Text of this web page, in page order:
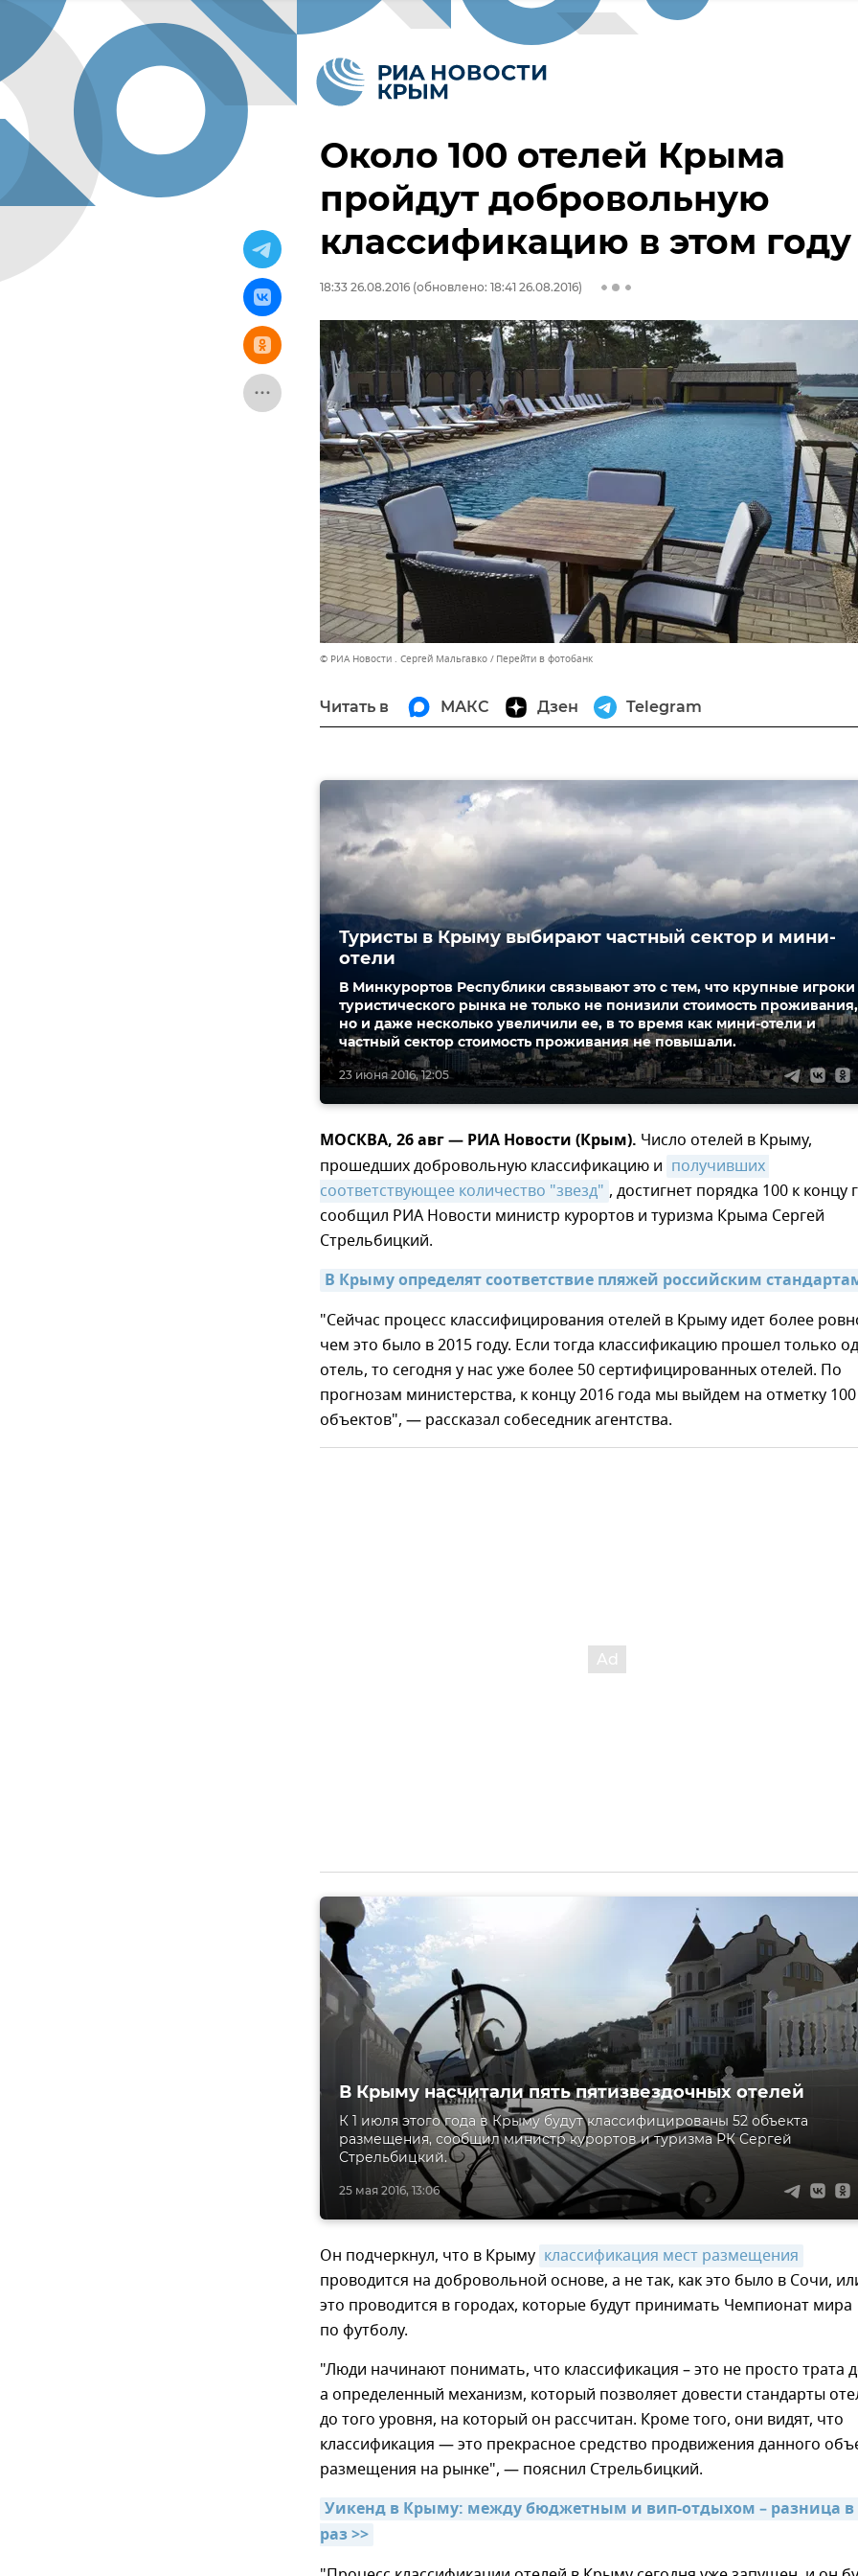
Около 100 отелей Крыма
пройдут добровольную
классификацию в этом году
18:33 26.08.2016 (обновлено: 18:41 26.08.2016)
© РИА Новости . Сергей Мальгавко Перейти в фотобанк
Читать в МАКС Дзен Telegram
23 июня 2016, 12:05
Туристы в Крыму выбирают частный сектор и мини-
отели
В Минкурортов Республики связывают это с тем, что крупные игроки
туристического рынка не только не понизили стоимость проживания,
но и даже несколько увеличили ее, в то время как мини-отели и
частный сектор стоимость проживания не повышали.
МОСКВА, 26 авг — РИА Новости (Крым). Число отелей в Крыму,
прошедших добровольную классификацию и получивших
соответствующее количество "звезд" , достигнет порядка 100 к концу
сообщил РИА Новости министр курортов и туризма Крыма Сергей
Стрельбицкий.
В Крыму определят соответствие пляжей российским
"Сейчас процесс классифицирования отелей в Крыму идет более
чем это было в 2015 году. Если тогда классификацию прошел только
отель, то сегодня у нас уже более 50 сертифицированных отелей. По
прогнозам министерства, к концу 2016 года мы выйдем на отметку 100
объектов", — рассказал собеседник агентства.
25 мая 2016, 13:06
В Крыму насчитали пять пятизвездочных отелей
К 1 июля этого года в Крыму будут классифицированы 52 объекта
размещения, сообщил министр курортов и туризма РК Сергей
Стрельбицкий.
Он подчеркнул, что в Крыму классификация мест размещения
проводится на добровольной основе, а не так, как это было в Сочи,
это проводится в городах, которые будут принимать Чемпионат мира
по футболу.
"Люди начинают понимать, что классификация – это не просто трата
а определенный механизм, который позволяет довести стандарты
до того уровня, на который он рассчитан. Кроме того, они видят, что
классификация — это прекрасное средство продвижения данного
размещения на рынке", — пояснил Стрельбицкий.
Уикенд в Крыму: между бюджетным и вип-отдыхом – разница в
раз >>